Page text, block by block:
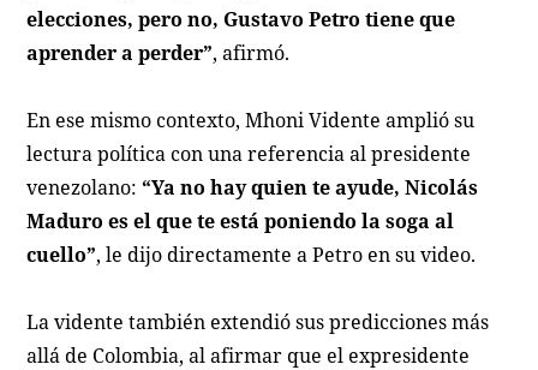
elecciones, pero no, Gustavo Petro tiene que
aprender a perder”, afirmó.
En ese mismo contexto, Mhoni Vidente amplió su
lectura política con una referencia al presidente
venezolano: “Ya no hay quien te ayude, Nicolás
Maduro es el que te está poniendo la soga al
cuello”, le dijo directamente a Petro en su video.
La vidente también extendió sus predicciones más
allá de Colombia, al afirmar que el expresidente